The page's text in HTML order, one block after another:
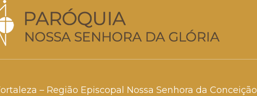
– Região Episcopal Nossa Senhora da Conceição